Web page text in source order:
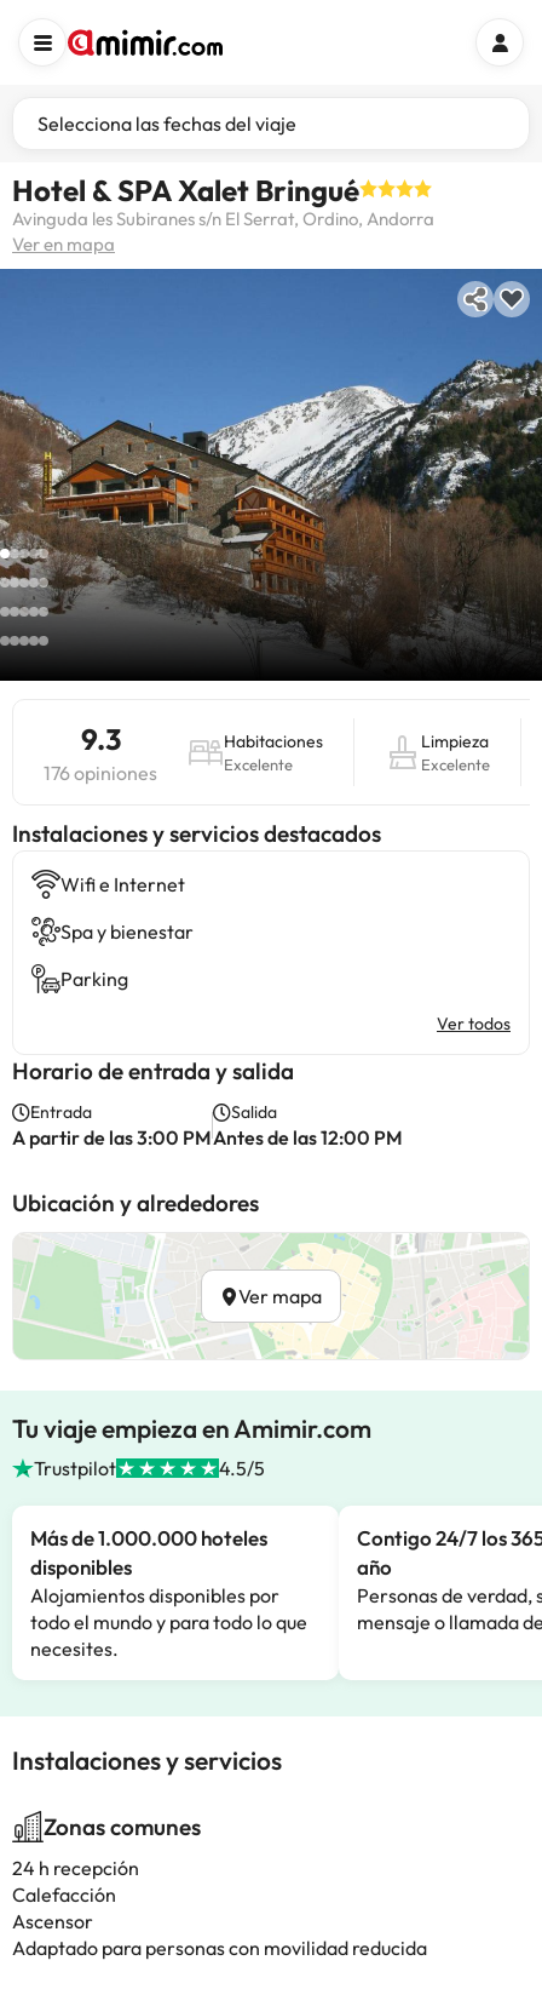
Selecciona las fechas del viaje
Hotel & SPA Xalet Bringué
Avinguda les Subiranes s/n El Serrat, Ordino, Andorra
Ver en mapa
9.3
176 opiniones
Habitaciones
Excelente
Limpieza
Excelente
Instalaciones y servicios destacados
Wifi e Internet
Spa y bienestar
Parking
Ver todos
Horario de entrada y salida
Entrada
A partir de las 3:00 PM
Salida
Antes de las 12:00 PM
Ubicación y alrededores
Ver mapa
Tu viaje empieza en Amimir.com
Trustpilot 4.5/5
Más de 1.000.000 hoteles
disponibles
Alojamientos disponibles por
todo el mundo y para todo lo que
necesites.
Contigo 24/7 los
año
Personas de verdad,
mensaje o llamada
Instalaciones y servicios
Zonas comunes
24 h recepción
Calefacción
Ascensor
Adaptado para personas con movilidad reducida